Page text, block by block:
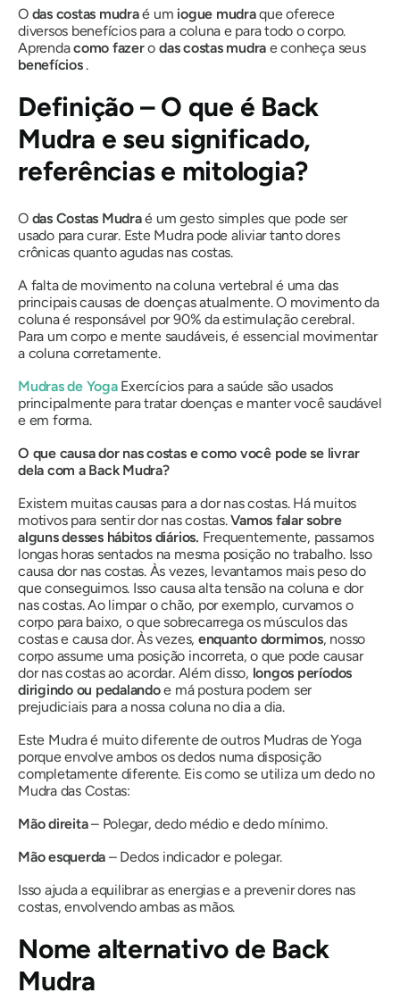
O das costas mudraé um iogue mudraque oferece
diversos benefícios para a coluna e para todo o corpo.
Aprendacomo fazero das costasmudra e conheça seus
benefícios.
Definição – O que é Back
Mudra e seu significado,
referências e mitologia?
O das Costas Mudraé um gesto simples que pode ser
usado para curar. Este Mudrapode aliviar tanto dores
crônicas quanto agudas nas costas.
A falta de movimento na coluna vertebral é uma das
principais causas de doenças atualmente. O movimento da
coluna é responsável por 90% da estimulação cerebral.
Para um corpo e mente saudáveis, é essencial movimentar
a coluna corretamente.
Mudrasde YogaExercícios para a saúde são usados ​​
principalmente para tratar doenças e manter você saudável
e em forma.
O que causa dor nas costas e como você pode se livrar
dela com a BackMudra?
Existem muitas causas para a dor nas costas. Há muitos
motivos para sentir dor nas costas.Vamos falar sobre
alguns desses hábitos diários. Frequentemente, passamos
longas horas sentados na mesma posição no trabalho. Isso
causa dor nas costas. Às vezes, levantamos mais peso do
que conseguimos. Isso causa alta tensão na coluna e dor
nas costas. Ao limpar o chão, por exemplo, curvamos o
corpo para baixo, o que sobrecarrega os músculos das
costas e causa dor. Às vezes, enquanto dormimos, nosso
corpo assume uma posição incorreta, o que pode causar
dor nas costas ao acordar. Além disso, longos períodos
dirigindo ou pedalandoe má postura podem ser
prejudiciais para a nossa coluna no dia a dia.
Este Mudraé muito diferente de outros Mudras de Yoga
porque envolve ambos os dedos numa disposição
completamente diferente. Eis como se utiliza um dedo no
Mudradas Costas:
Mão direita– Polegar, dedo médio e dedo mínimo.
Mão esquerda – Dedos indicador e polegar.
Isso ajuda a equilibrar as energias e a prevenir dores nas
costas, envolvendo ambas as mãos.
Nome alternativo de Back
Mudra